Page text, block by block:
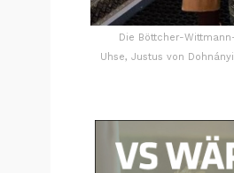
Die Böttcher-
Uhse, Justus von